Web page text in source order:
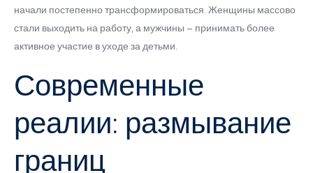
начали постепенно трансформироваться. Женщины массово
стали выходить на работу, а мужчины – принимать более
активное участие в уходе за детьми.
Современные
реалии: размывание
границ